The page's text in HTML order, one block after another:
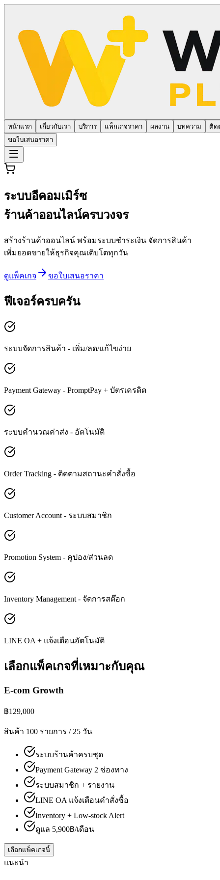
หน้าแรก เกี่ยวกับเรา บริการ แพ็กเกจราคา ผลงาน บทความ
ติด
ขอใบเสนอราคา
ระบบอีคอมเมิร์ซ
ร้านค้าออนไลน์ครบวงจร
สร้างร้านค้าออนไลน์ พร้อมระบบชำระเงิน จัดการสินค้า
เพิ่มยอดขายให้ธุรกิจคุณเติบโตทุกวัน
ดูแพ็คเกจ ขอใบเสนอราคา
ฟีเจอร์ครบครัน
ระบบจัดการสินค้า - เพิ่ม/ลด/แก้ไขง่าย
Payment Gateway - PromptPay + บัตรเครดิต
ระบบคำนวณค่าส่ง - อัตโนมัติ
Order Tracking - ติดตามสถานะคำสั่งซื้อ
Customer Account - ระบบสมาชิก
Promotion System - คูปอง/ส่วนลด
Inventory Management - จัดการสต๊อก
LINE OA + แจ้งเตือนอัตโนมัติ
เลือกแพ็คเกจที่เหมาะกับคุณ
E-com Growth
฿129,000
สินค้า 100 รายการ / 25 วัน
ระบบร้านค้าครบชุด
Payment Gateway 2 ช่องทาง
ระบบสมาชิก + รายงาน
LINE OA แจ้งเตือนคำสั่งซื้อ
Inventory + Low-stock Alert
ดูแล 5,900฿/เดือน
เลือกแพ็คเกจนี้
แนะนำ